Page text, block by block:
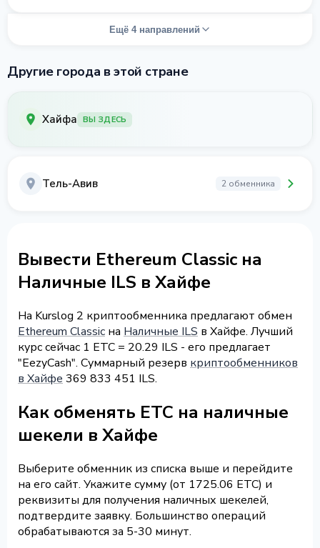
Ещё 4 направлений
Другие города в этой стране
Хайфа ВЫ ЗДЕСЬ
Тель-Авив 2 обменника
Вывести Ethereum Classic на
Наличные ILS в Хайфе
На Kurslog 2 криптообменника предлагают обмен
Ethereum Classic на Наличные ILS в Хайфе. Лучший
курс сейчас 1 ETC = 20.29 ILS - его предлагает
"EezyCash". Суммарный резерв криптообменников
в Хайфе 369 833 451 ILS.
Как обменять ETC на наличные
шекели в Хайфе
Выберите обменник из списка выше и перейдите
на его сайт. Укажите сумму (от 1725.06 ETC) и
реквизиты для получения наличных шекелей,
подтвердите заявку. Большинство операций
обрабатываются за 5-30 минут.